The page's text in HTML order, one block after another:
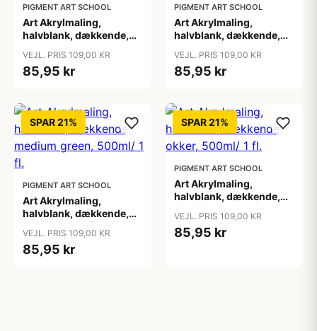
PIGMENT ART SCHOOL
Art Akrylmaling,
halvblank, dækkende,
VEJL. PRIS 109,00 KR
85,95 kr
PIGMENT ART SCHOOL
Art Akrylmaling,
halvblank, dækkende,
VEJL. PRIS 109,00 KR
85,95 kr
SPAR 21%
PIGMENT ART SCHOOL
Art Akrylmaling,
halvblank, dækkende,
fl.
VEJL. PRIS 109,00 KR
85,95 kr
SPAR 21%
PIGMENT ART SCHOOL
Art Akrylmaling,
halvblank, dækkende,
VEJL. PRIS 109,00 KR
85,95 kr